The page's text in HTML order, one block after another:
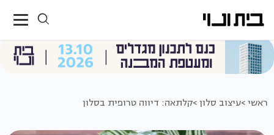
ראשי >עיצוב סלון >קלתאה: דיווה טרופית בסלון